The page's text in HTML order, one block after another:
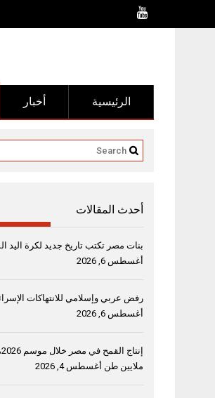
أخبار الرئيسية
أحدث المقالات
بنات مصر تكتب تاريخ جديد لكرة اليد
أغسطس 6, 2026
رفض عربي وإسلامي للانتهاكات
أغسطس 6, 2026
ملايين طن أغسطس 4, 2026